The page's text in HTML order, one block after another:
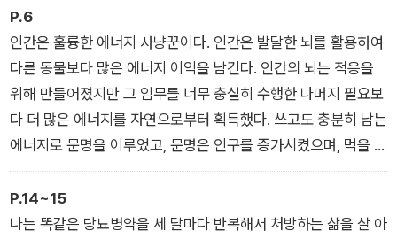
함은 더더욱 알지 못한다. 이 책은 도무지 알 수 없이 휘몰아치는
먹는 욕망의 실체를 파헤치며 설명할 길 없던 욕구의 비밀에 대하
여 뇌과학적으로 냉철한 근거를 이해하고 의학적으로 실천적 지
식을 배울 수 있도록 돕는다. 매일 선택과 습관, 참을 수 없는 욕
구와 절제 사이에서 갈등하는 우리가 먹는 욕망을 제대로 들여다
볼 때, 삶을 전혀 다른 시선으로 대할 수 있을 것이다.
P.6
인간은 훌륭한 에너지 사냥꾼이다. 인간은 발달한 뇌를 활용하여
다른 동물보다 많은 에너지 이익을 남긴다. 인간의 뇌는 적응을
위해 만들어졌지만 그 임무를 너무 충실히 수행한 나머지 필요보
다 더 많은 에너지를 자연으로부터 획득했다. 쓰고도 충분히 남는
에너지로 문명을 이루었고, 문명은 인구를 증가시켰으며, 먹을 것
을 직접 구하지 않아도 되는 사회를 만들었다. 일부러 밥을 먹지
않 는 사람들이 생겨났고, 인생이란 먹는 게 다가 아니라는 말이
명언으로 여겨지는 우주 최초의 사회를 구축했다.
P.14~15
나는 똑같은 당뇨병약을 세 달마다 반복해서 처방하는 삶을 살 아